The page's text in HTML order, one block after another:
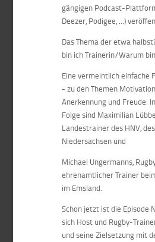
gängigen Podcast-
Deezer, Podigee, ...)
Das Thema der etwa
bin ich Trainerin/Warum
Eine vermeintlich einfache
- zu den Themen
Anerkennung und Freude.
Folge sind Maximilian
Landestrainer des HNV,
Niedersachsen und
Michael Ungermanns,
ehrenamtlicher Trainer
im Emsland.
Schon jetzt ist die Episode
sich Host und Rugby-
und seine Zielsetzung mit